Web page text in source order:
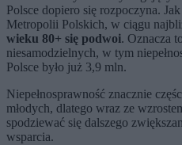
Polsce dopiero się rozpoczyna.
Metropolii Polskich, w ciągu
wieku 80+ się podwoi. Oznacza
niesamodzielnych, w tym
Polsce było już 3,9 mln.
Niepełnosprawność znacznie
młodych, dlatego wraz ze
spodziewać się dalszego
wsparcia.